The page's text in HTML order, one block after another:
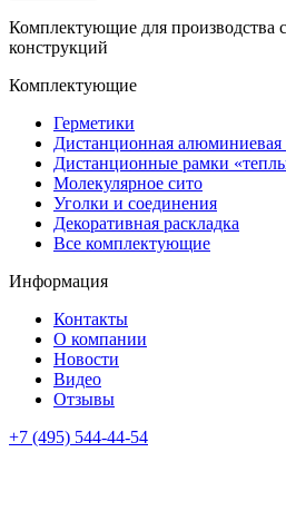
Комплектующие для производства
конструкций
Комплектующие
Герметики
Дистанционная алюминиевая
Дистанционные рамки
Молекулярное сито
Уголки и соединения
Декоративная раскладка
Все комплектующие
Информация
Контакты
О компании
Новости
Видео
Отзывы
+7 (495) 544-44-54